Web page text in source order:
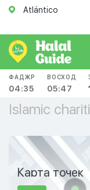
Atlántico
ФАДЖР
04:35
ВОСХОД
05:47
Islamic
Карта точек